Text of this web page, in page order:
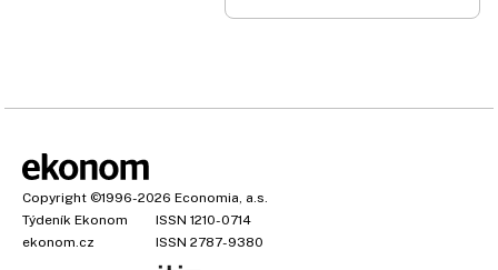
Copyright ©1996-2026 Economia, a.s.
Týdeník Ekonom
ISSN 1210-0714
ekonom.cz
ISSN 2787-9380